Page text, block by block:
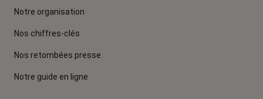
Notre organisation
Nos chiffres-clés
Nos retombées presse
Notre guide en ligne